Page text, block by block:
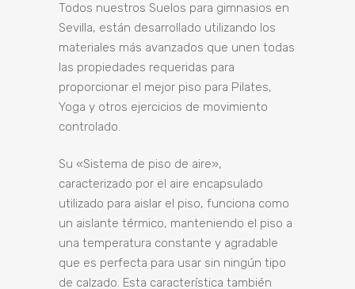
Todos nuestros Suelos para gimnasios en
Sevilla, están desarrollado utilizando los
materiales más avanzados que unen todas
las propiedades requeridas para
proporcionar el mejor piso para Pilates,
Yoga y otros ejercicios de movimiento
controlado.
Su «Sistema de piso de aire»,
caracterizado por el aire encapsulado
utilizado para aislar el piso, funciona como
un aislante térmico, manteniendo el piso a
una temperatura constante y agradable
que es perfecta para usar sin ningún tipo
de calzado. Esta característica también